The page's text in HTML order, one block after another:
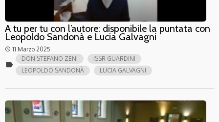
A tu per tu con l’autore: disponibile la puntata con
Leopoldo Sandonà e Lucia Galvagni
access_time 11 Marzo 2025
label
DON STEFANO ZENI
ISSR GUARDINI
LEOPOLDO SANDONÀ
LUCIA GALVAGNI